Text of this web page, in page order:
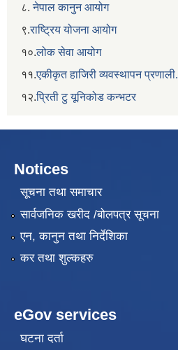
८.नेपाल कानुन आयोग
९.राष्ट्रिय योजना आयोग
१०.लोक सेवा आयोग
११.एकीकृत हाजिरी व्यवस्थापन प्रणाली.
१२.प्रिती टु यूनिकोड कन्भटर
Notices
सूचना तथा समाचार
सार्वजनिक खरीद /बोलपत्र सूचना
एन, कानुन तथा निर्देशिका
कर तथा शुल्कहरु
eGov services
घटना दर्ता